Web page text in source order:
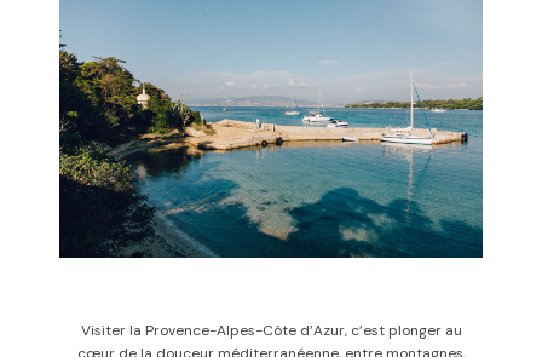
Visiter la Provence-Alpes-Côte d’Azur, c’est plonger au